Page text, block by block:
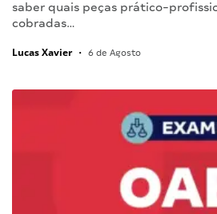
saber quais peças prático-
cobradas…
Lucas Xavier • 6 de Agosto